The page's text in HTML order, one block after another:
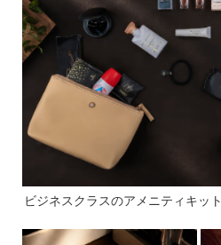
ビジネスクラスのアメニティキット